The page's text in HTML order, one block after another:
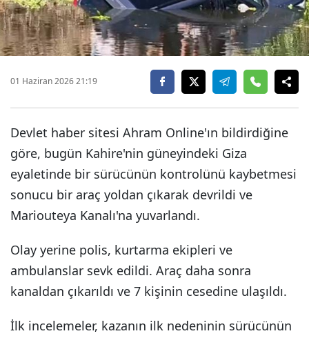
01 Haziran 2026 21:19
Devlet haber sitesi Ahram Online'ın bildirdiğine
göre, bugün Kahire'nin güneyindeki Giza
eyaletinde bir sürücünün kontrolünü kaybetmesi
sonucu bir araç yoldan çıkarak devrildi ve
Mariouteya Kanalı'na yuvarlandı.
Olay yerine polis, kurtarma ekipleri ve
ambulanslar sevk edildi. Araç daha sonra
kanaldan çıkarıldı ve 7 kişinin cesedine ulaşıldı.
İlk incelemeler, kazanın ilk nedeninin sürücünün